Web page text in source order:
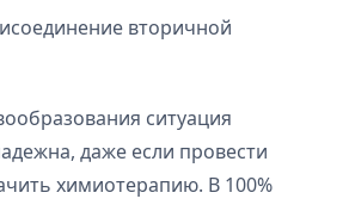
вторичной
ситуация
даже если провести
химиотерапию. В 100%